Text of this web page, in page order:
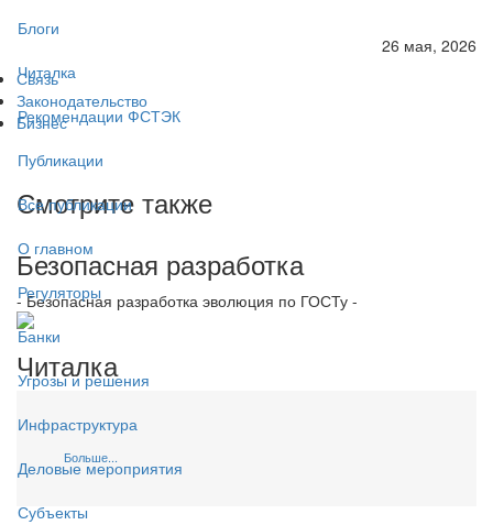
Блоги
Читалка
Рекомендации ФСТЭК
Публикации
Все публикации
О главном
Регуляторы
Банки
Угрозы и решения
Инфраструктура
Деловые мероприятия
Субъекты
26 мая, 2026
Связь
Законодательство
Бизнес
Смотрите также
Безопасная разработка
- Безопасная разработка эволюция по ГОСТу -
Читалка
Больше...